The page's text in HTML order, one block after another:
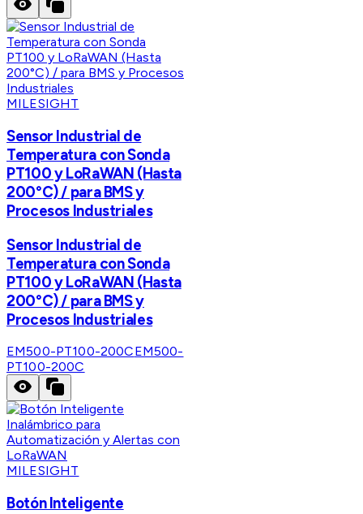
MILESIGHT
Sensor Industrial de
Temperatura con Sonda
PT100 y LoRaWAN (Hasta
200°C) / para BMS y
Procesos Industriales
Sensor Industrial de
Temperatura con Sonda
PT100 y LoRaWAN (Hasta
200°C) / para BMS y
Procesos Industriales
EM500-PT100-200CEM500-
PT100-200C
MILESIGHT
Botón Inteligente